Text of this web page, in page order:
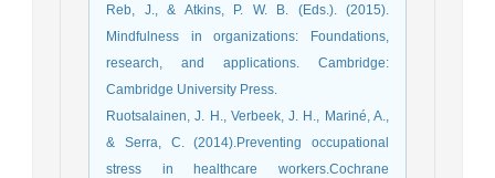
Reb, J., & Atkins, P. W. B. (Eds.). (2015).
Mindfulness in organizations: Foundations,
research, and applications. Cambridge:
Cambridge University Press.
Ruotsalainen, J. H., Verbeek, J. H., Mariné, A.,
& Serra, C. (2014).Preventing occupational
stress in healthcare workers.Cochrane